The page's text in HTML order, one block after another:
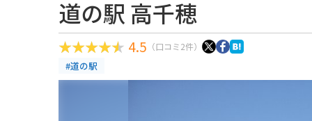
道の駅 高千穂
4.5 （口コミ2件）
#道の駅